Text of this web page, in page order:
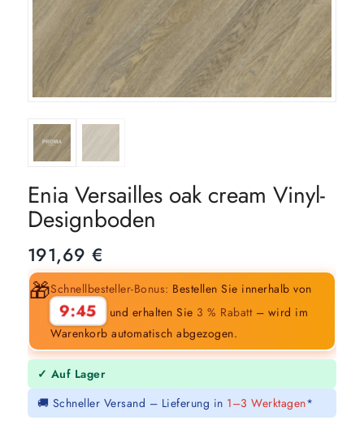
Enia Versailles oak cream Vinyl-
Designboden
191,69€
🎁Schnellbesteller-Bonus: Bestellen Sie innerhalb von
9:44 und erhalten Sie 3 % Rabatt– wird im
Warenkorb automatisch abgezogen.
✓ Auf Lager
🚚 Schneller Versand – Lieferung in 1–3 Werktagen*